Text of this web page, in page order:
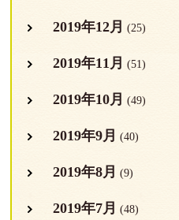
2019年12月 (25)
2019年11月 (51)
2019年10月 (49)
2019年9月 (40)
2019年8月 (9)
2019年7月 (48)